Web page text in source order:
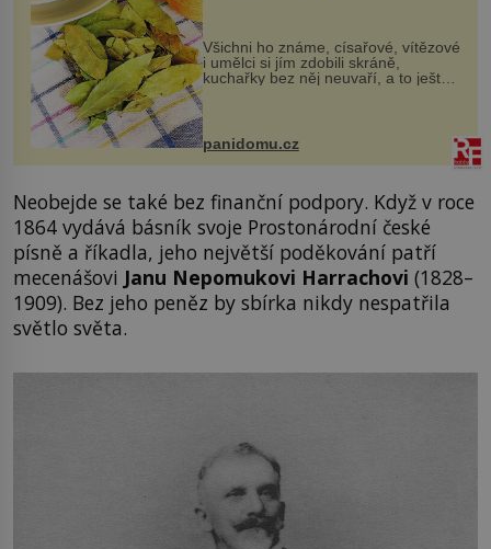
Všichni ho známe, císařové, vítězové
i umělci si jím zdobili skráně,
kuchařky bez něj neuvaří, a to ještě
nevíte, že bobkový list může výrazně
zmírnit některé naše neduhy.
Obsahuje v malém množství ně...
panidomu.cz
Neobejde se také bez finanční podpory. Když v roce
1864 vydává básník svoje Prostonárodní české
písně a říkadla, jeho největší poděkování patří
mecenášovi Janu Nepomukovi Harrachovi (1828–
1909). Bez jeho peněz by sbírka nikdy nespatřila
světlo světa.